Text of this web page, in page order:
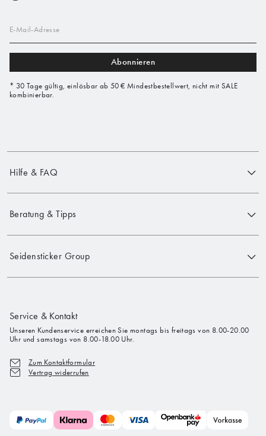
E-Mail-Adresse
Abonnieren
* 30 Tage gültig, einlösbar ab 50 € Mindestbestellwert, nicht mit SALE
kombinierbar.
Hilfe & FAQ
Beratung & Tipps
Seidensticker Group
Service & Kontakt
Unseren Kundenservice erreichen Sie montags bis freitags von 8.00-20.00
Uhr und samstags von 8.00-18.00 Uhr.
Zum Kontaktformular
Vertrag widerrufen